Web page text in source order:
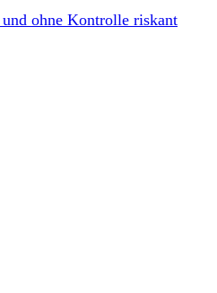
ohne Kontrolle riskant